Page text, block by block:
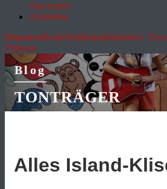
Abo testen
Anmelden
MigrationRenteWaldbrändeInitiative
Themen
Blog
TONTRÄGER
Alles Island-